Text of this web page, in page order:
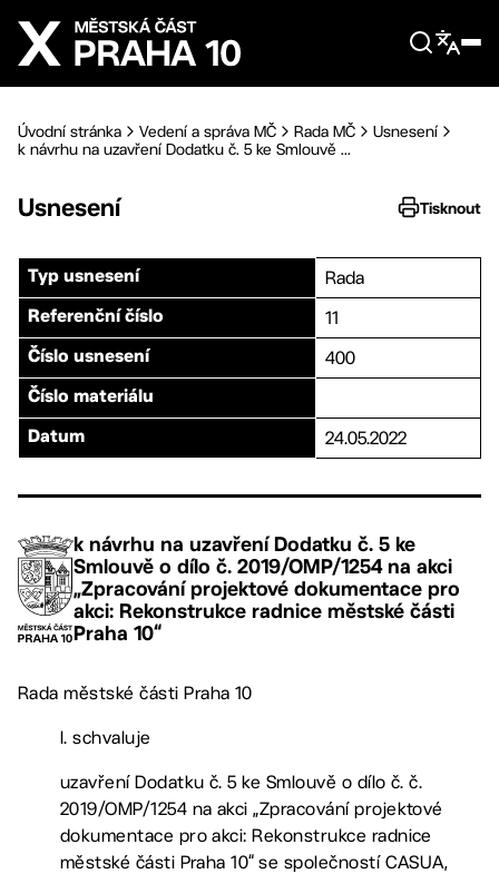
Přejít na hlavní obsah
Úvodní stránka Vedení a správa MČ Rada MČ
Usnesení
k návrhu na uzavření Dodatku č. 5 ke Smlouvě ...
Usnesení Tisknout
Typ usnesení Rada
Referenční číslo 11
Číslo usnesení 400
Číslo materiálu
Datum 24.05.2022
k návrhu na uzavření Dodatku č. 5 ke
Smlouvě o dílo č. 2019/OMP/1254 na akci
„Zpracování projektové dokumentace pro
akci: Rekonstrukce radnice městské části
Praha 10“
Rada městské části Praha 10
I. schvaluje
uzavření Dodatku č. 5 ke Smlouvě o dílo č. č.
2019/OMP/1254 na akci „Zpracování projektové
dokumentace pro akci: Rekonstrukce radnice
městské části Praha 10“ se společností CASUA,